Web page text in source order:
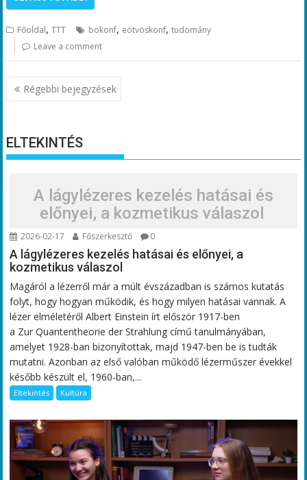
Főoldal,TTT bokonf, eötvöskonf,tudomány
Leave a comment
Bejegyzés
navigáció
Régebbi bejegyzések
ELTEKINTÉS
A lágylézeres kezelés hatásai és
előnyei, a kozmetikus válaszol
2026-02-17 Főszerkesztő 0
A lágylézeres kezelés hatásai és előnyei, a
kozmetikus válaszol
Magáról a lézerről már a múlt évszázadban is számos kutatás
folyt, hogy hogyan működik, és hogy milyen hatásai vannak. A
lézer elméletéről Albert Einstein írt először 1917-ben
a Zur Quantentheorie der Strahlung című tanulmányában,
amelyet 1928-ban bizonyítottak, majd 1947-ben be is tudták
mutatni. Azonban az első valóban működő lézerműszer évekkel
később készült el, 1960-ban,...
Eltekintés Kultúra